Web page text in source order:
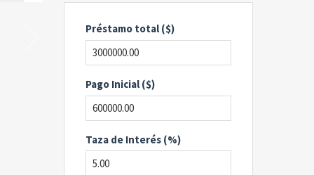
Préstamo total ($)
Pago Inicial ($)
Taza de Interés (%)